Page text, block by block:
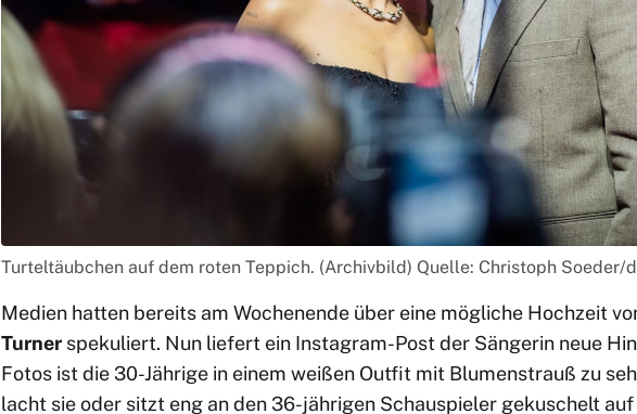
Turteltäubchen auf dem roten Teppich. (Archivbild) Quelle: Christoph Soeder/
Medien hatten bereits am Wochenende über eine mögliche Hochzeit
Turner spekuliert. Nun liefert ein Instagram-Post der Sängerin neue
Fotos ist die 30-Jährige in einem weißen Outfit mit Blumenstrauß zu
lacht sie oder sitzt eng an den 36-jährigen Schauspieler gekuschelt auf